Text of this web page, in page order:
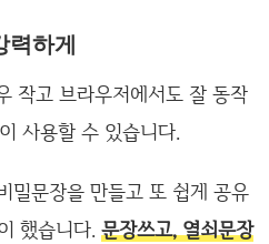
력하게
작고 브라우저에서도 잘 동작
사용할 수 있습니다.
밀문장을 만들고 또 쉽게 공유
했습니다. 문장쓰고, 열쇠문장